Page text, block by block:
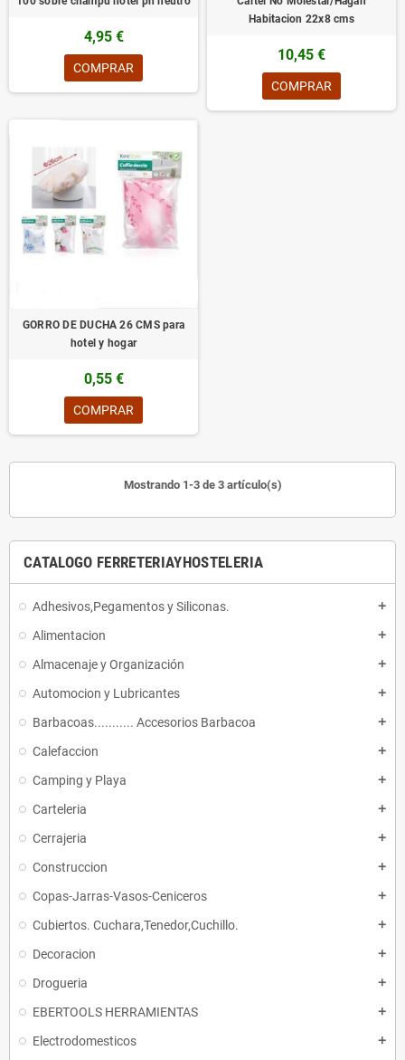
CATALOGO FERRETERIAYHOSTELERIA
Adhesivos,Pegamentos y Siliconas. add
Alimentacion add
Almacenaje y Organización add
Automocion y Lubricantes add
Barbacoas........... Accesorios Barbacoa add
Calefaccion add
Camping y Playa add
Carteleria add
Cerrajeria add
Construccion add
Copas-Jarras-Vasos-Ceniceros add
Cubiertos. Cuchara,Tenedor,Cuchillo. add
Decoracion add
Drogueria add
EBERTOOLS HERRAMIENTAS add
Electrodomesticos add
4,95 €
COMPRAR
Habitacion 22x8 cms
10,45 €
COMPRAR
GORRO DE DUCHA 26 CMS para
hotel y hogar
0,55 €
COMPRAR
Mostrando 1-3 de 3 artículo(s)